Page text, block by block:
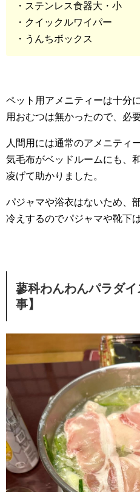
・ステンレス食器大・小
・クイックルワイパー
・うんちボックス
ペット用アメニティーは十分
用おむつは無かったので、必
人間用には通常のアメニティ
気毛布がベッドルームにも、
凌げて助かりました。
パジャマや浴衣はないため、
冷えするのでパジャマや靴下
蓼科わんわんパラダ
事】